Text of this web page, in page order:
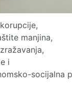
manjina,
i
socijalna